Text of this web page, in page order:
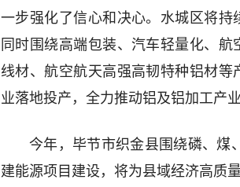
一步强化了信心和决心。水城区将持
同时围绕高端包装、汽车轻量化、
线材、航空航天高强高韧特种铝材
业落地投产，全力推动铝及铝加工产
今年，毕节市织金县围绕磷、煤
建能源项目建设，将为县域经济高质